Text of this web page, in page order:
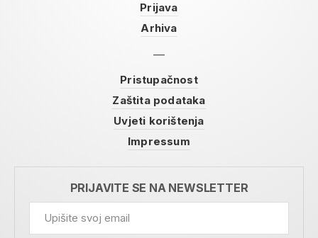
Prijava
Arhiva
Pristupačnost
Zaštita podataka
Uvjeti korištenja
Impressum
PRIJAVITE SE NA NEWSLETTER